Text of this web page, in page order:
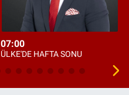
07:00
ÜLKE'DE HAFTA SONU